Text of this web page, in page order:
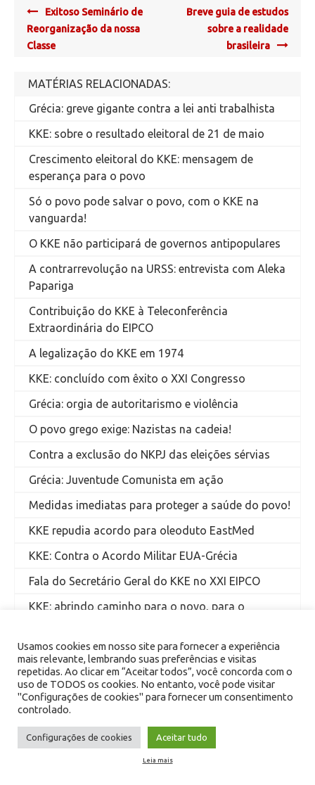
Post
navigation
Exitoso Seminário de
Reorganização da nossa
Classe
Breve guia de estudos
sobre a realidade
brasileira
MATÉRIAS RELACIONADAS:
Grécia: greve gigante contra a lei anti trabalhista
KKE: sobre o resultado eleitoral de 21 de maio
Crescimento eleitoral do KKE: mensagem de
esperança para o povo
Só o povo pode salvar o povo, com o KKE na
vanguarda!
O KKE não participará de governos antipopulares
A contrarrevolução na URSS: entrevista com Aleka
Papariga
Contribuição do KKE à Teleconferência
Extraordinária do EIPCO
A legalização do KKE em 1974
KKE: concluído com êxito o XXI Congresso
Grécia: orgia de autoritarismo e violência
O povo grego exige: Nazistas na cadeia!
Contra a exclusão do NKPJ das eleições sérvias
Grécia: Juventude Comunista em ação
Medidas imediatas para proteger a saúde do povo!
KKE repudia acordo para oleoduto EastMed
KKE: Contra o Acordo Militar EUA-Grécia
Fala do Secretário Geral do KKE no XXI EIPCO
KKE: abrindo caminho para o novo, para o
Grécia: greve geral contra lei antitrabalhista
KKE: Barrar todos os processos anticomunistas!
NOTAS DOS EDITORES:
Usamos cookies em nosso site para fornecer a experiência
mais relevante, lembrando suas preferências e visitas
repetidas. Ao clicar em “Aceitar todos”, você concorda com o
uso de TODOS os cookies. No entanto, você pode visitar
"Configurações de cookies" para fornecer um consentimento
controlado.
Configurações de cookies Aceitar tudo
Leia mais